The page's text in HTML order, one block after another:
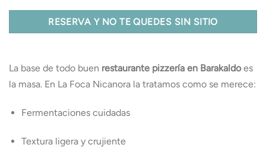
RESERVA Y NO TE QUEDES SIN SITIO
La base de todo buen restaurante pizzería en Barakaldoes
la masa. En La Foca Nicanora la tratamos como se merece:
Fermentaciones cuidadas
Textura ligera y crujiente